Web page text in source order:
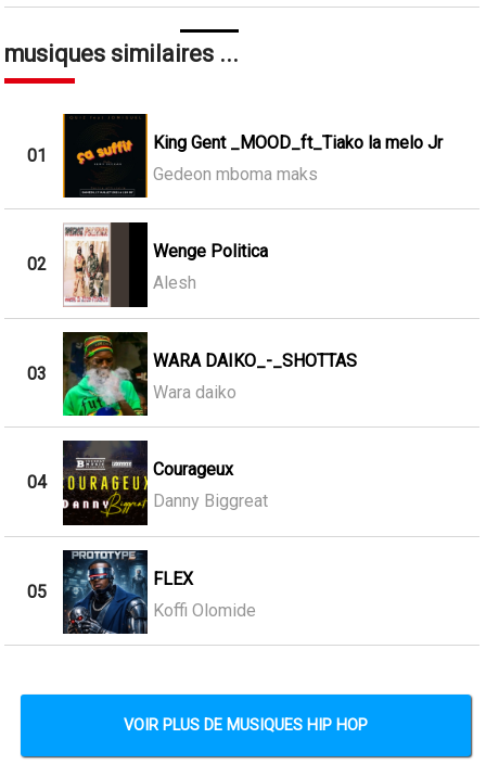
musiques similaires ...
01
King Gent _MOOD_ft_Tiako la melo Jr
Gedeon mboma maks
02
Wenge Politica
Alesh
03
WARA DAIKO_-_SHOTTAS
Wara daiko
04
Courageux
Danny Biggreat
05
FLEX
Koffi Olomide
VOIR PLUS DE MUSIQUES HIP HOP